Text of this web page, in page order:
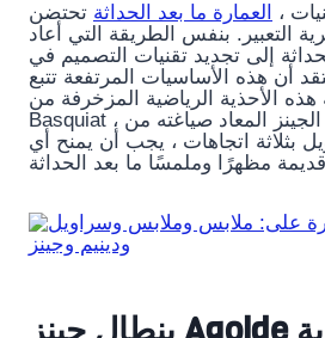
، العمارة ما بعد الحداثة تحتضن
التعبير. بنفس الطريقة التي أعاد
إلى تجديد تقنيات التصميم في
أن هذه الأساسيات المرتفعة تتبع
الأحذية الرياضية المزخرفة من
Basquiat ، أو الجينز المعاد صياغته من Agolde ، أو حقيبة
بثلاثة اتجاهات ، يجب أن يمنح أي